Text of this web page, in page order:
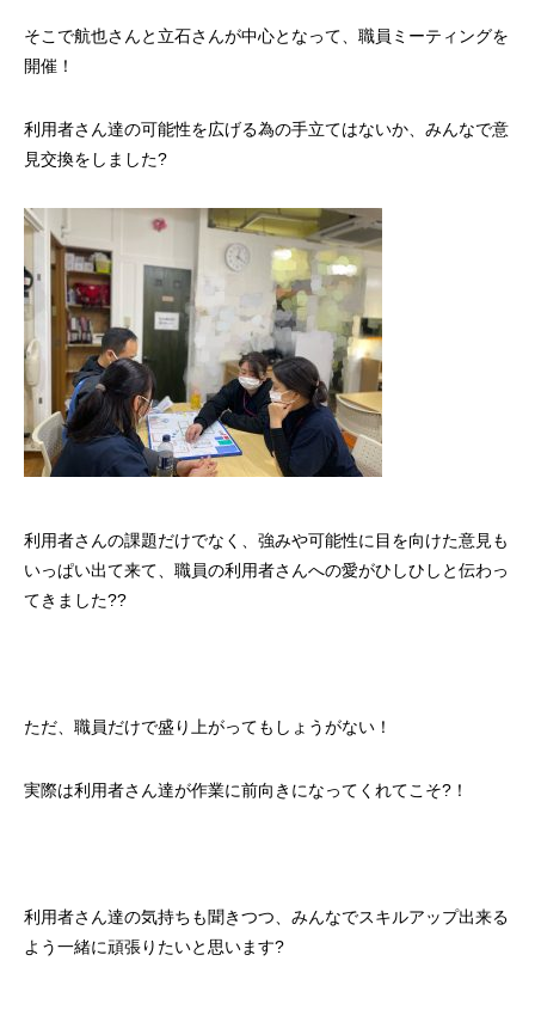
そこで航也さんと立石さんが中心となって、職員ミーティングを
開催！
利用者さん達の可能性を広げる為の手立てはないか、みんなで意
見交換をしました?
利用者さんの課題だけでなく、強みや可能性に目を向けた意見も
いっぱい出て来て、職員の利用者さんへの愛がひしひしと伝わっ
てきました??
ただ、職員だけで盛り上がってもしょうがない！
実際は利用者さん達が作業に前向きになってくれてこそ?！
利用者さん達の気持ちも聞きつつ、みんなでスキルアップ出来る
よう一緒に頑張りたいと思います?